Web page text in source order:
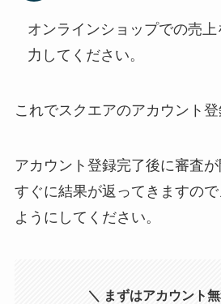
オンラインショップでの売
力してください。
これでスクエアのアカウント登
アカウント登録完了後に審査が
すぐに結果が返ってきますの
ようにしてください。
＼ まずはアカウント